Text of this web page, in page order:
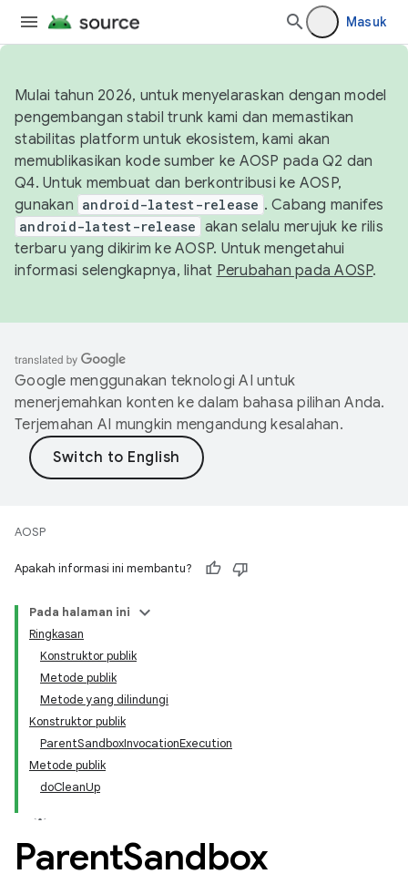
Masuk
Mulai tahun 2026, untuk menyelaraskan dengan model
pengembangan stabil trunk kami dan memastikan
stabilitas platform untuk ekosistem, kami akan
memublikasikan kode sumber ke AOSP pada Q2 dan
Q4. Untuk membuat dan berkontribusi ke AOSP,
gunakan android-latest-release . Cabang manifes
android-latest-release akan selalu merujuk ke rilis
terbaru yang dikirim ke AOSP. Untuk mengetahui
informasi selengkapnya, lihat Perubahan pada AOSP.
Google menggunakan teknologi AI untuk
menerjemahkan konten ke dalam bahasa pilihan Anda.
Terjemahan AI mungkin mengandung kesalahan.
AOSP
Apakah informasi ini membantu?
Pada halaman ini
Ringkasan
Konstruktor publik
Metode publik
Metode yang dilindungi
Konstruktor publik
ParentSandboxInvocationExecution
Metode publik
doCleanUp
ParentSandbox